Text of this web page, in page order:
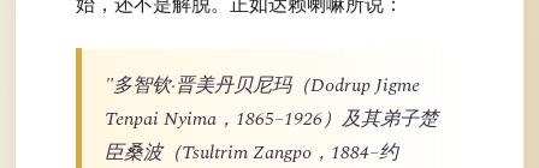
"多智钦·晋美丹贝尼玛（Dodrup Jigme
Tenpai Nyima，1865–1926）及其弟子楚
臣桑波（Tsultrim Zangpo，1884–约